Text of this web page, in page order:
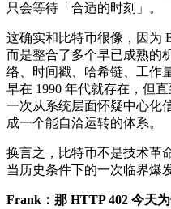
只会等待「合适的时刻」。
这确实和比特币很像，因为
而是整合了多个早已成熟的
络、时间戳、哈希链、工
早在 1990 年代就存在，但
一次从系统层面怀疑中心化
成一个能自洽运转的体系。
换言之，比特币不是技术革
当历史条件下的一次临界爆发
Frank：那 HTTP 402 今天